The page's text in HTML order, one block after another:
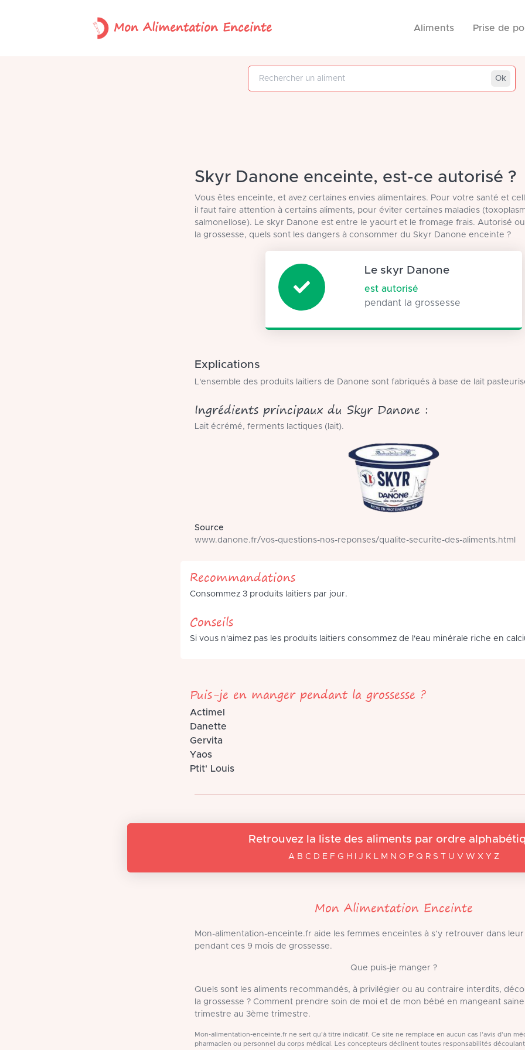
Mon Alimentation Enceinte Aliments Prise de
Rechercher un aliment Ok
Skyr Danone enceinte, est-ce autorisé ?
Vous êtes enceinte, et avez certaines envies alimentaires. Pour votre santé et
il faut faire attention à certains aliments, pour éviter certaines maladies
salmonellose). Le skyr Danone est entre le yaourt et le fromage frais. Autorisé
la grossesse, quels sont les dangers à consommer du Skyr Danone enceinte ?
Le skyr Danone
est autorisé
pendant la grossesse
Explications
L'ensemble des produits laitiers de Danone sont fabriqués à base de lait
Ingrédients principaux du Skyr Danone :
Lait écrémé, ferments lactiques (lait).
Source
www.danone.fr/vos-questions-nos-reponses/qualite-securite-des-aliments.html
Recommandations
Consommez 3 produits laitiers par jour.
Conseils
Si vous n'aimez pas les produits laitiers consommez de l'eau minérale riche en
Puis-je en manger pendant la grossesse ?
Actimel
Danette
Gervita
Yaos
Ptit' Louis
Retrouvez la liste des aliments par ordre
A B C D E F G H I J K L M N O P Q R S T U V W X Y Z
Mon Alimentation Enceinte
Mon-alimentation-enceinte.fr aide les femmes enceintes à s’y retrouver dans
pendant ces 9 mois de grossesse.
Que puis-je manger ?
Quels sont les aliments recommandés, à privilégier ou au contraire interdits,
la grossesse ? Comment prendre soin de moi et de mon bébé en mangeant
trimestre au 3ème trimestre.
Mon-alimentation-enceinte.fr ne sert qu'à titre indicatif. Ce site ne remplace en aucun cas l'avis d'un
pharmacien ou personnel du corps médical. Les concepteurs déclinent toutes responsabilités